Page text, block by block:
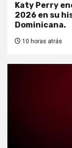
Katy Perry
2026 en su
Dominicana.
10 horas atrás